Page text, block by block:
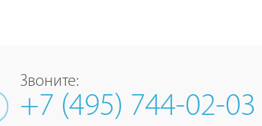
Звоните:
+7 (495) 744-02-03